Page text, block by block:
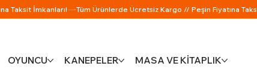
OYUNCU KANEPELER MASA VE KİTAPLIK